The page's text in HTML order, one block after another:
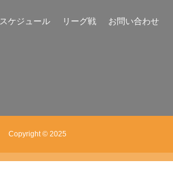
スケジュール リーグ戦 お問い合わせ
Copyright © 2025